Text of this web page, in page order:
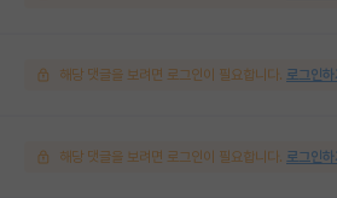
해당 댓글을 보려면 로그인이 필요합니다. 로그인하
해당 댓글을 보려면 로그인이 필요합니다. 로그인하